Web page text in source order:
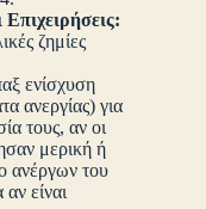
ζημίες
ενίσχυση
ανεργίας) για
τους, αν οι
μερική ή
ανέργων του
είναι